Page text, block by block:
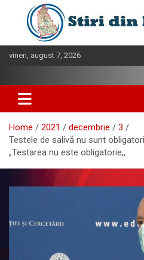
content
vineri, august 7, 2026
Home 2021 decembrie
3
Testele de salivă nu sunt
„Testarea nu este obligatorie,,